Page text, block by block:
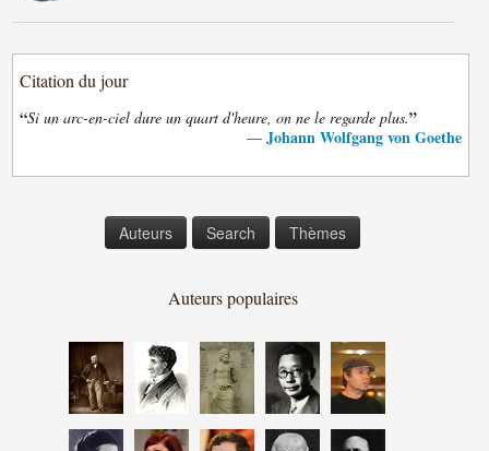
Citation du jour
“Si un arc-en-ciel dure un quart d'heure, on ne le regarde plus.”
— Johann Wolfgang von Goethe
Auteurs Search Thèmes
Auteurs populaires